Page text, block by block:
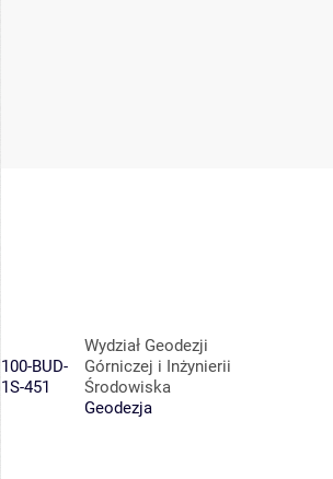
100-BUD-
1S-451
Wydział Geodezji
Górniczej i Inżynierii
Środowiska
Geodezja